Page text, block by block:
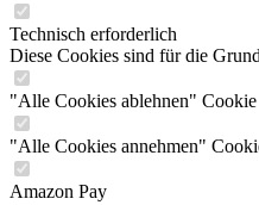
Technisch erforderlich
Diese Cookies sind für die
"Alle Cookies ablehnen" Cookie
"Alle Cookies annehmen"
Amazon Pay